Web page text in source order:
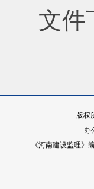
文件
版权
办
《河南建设监理